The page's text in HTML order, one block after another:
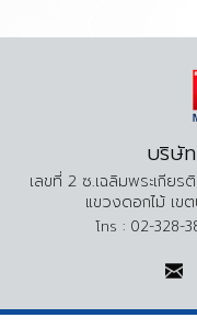
บริษั
เลขที่ 2 ซ.เฉลิมพระเกีย
แขวงดอกไม้ เข
โทร : 02-328-